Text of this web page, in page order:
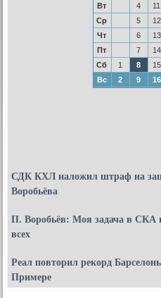
Вт
4 11
Ср
5 12
Чт
6 13
Пт
7 14
Сб
1 8 15
Вс
2 9 16
СДК КХЛ наложил штраф на
Воробьёва
П. Воробьёв: Моя задача в СКА
всех
Реал повторил рекорд
Примере